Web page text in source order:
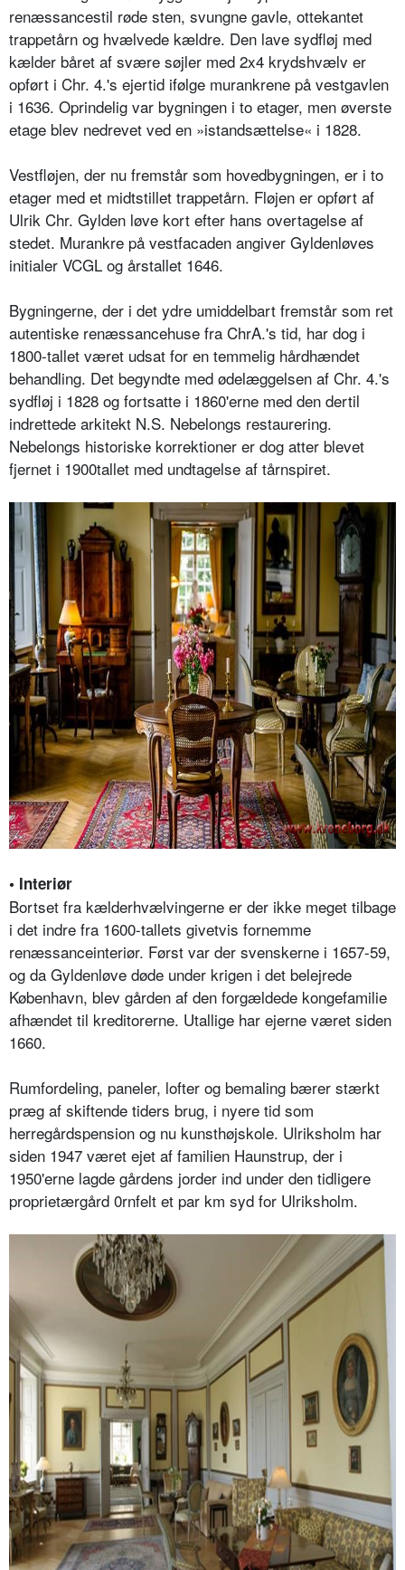
renæssancestil røde sten, svungne gavle, ottekantet
trappetårn og hvælvede kældre. Den lave sydfløj med
kælder båret af svære søjler med 2x4 krydshvælv er
opført i Chr. 4.'s ejertid ifølge murankrene på vestgavlen
i 1636. Oprindelig var bygningen i to etager, men øverste
etage blev nedrevet ved en »istandsættelse« i 1828.
Vestfløjen, der nu fremstår som hovedbygningen, er i to
etager med et midtstillet trappetårn. Fløjen er opført af
Ulrik Chr. Gylden løve kort efter hans overtagelse af
stedet. Murankre på vestfacaden angiver Gyldenløves
initialer VCGL og årstallet 1646.
Bygningerne, der i det ydre umiddelbart fremstår som ret
autentiske renæssancehuse fra ChrA.'s tid, har dog i
1800-tallet været udsat for en temmelig hårdhændet
behandling. Det begyndte med ødelæggelsen af Chr. 4.'s
sydfløj i 1828 og fortsatte i 1860'erne med den dertil
indrettede arkitekt N.S. Nebelongs restaurering.
Nebelongs historiske korrektioner er dog atter blevet
fjernet i 1900tallet med undtagelse af tårnspiret.
• Interiør
Bortset fra kælderhvælvingerne er der ikke meget tilbage
i det indre fra 1600-tallets givetvis fornemme
renæssanceinteriør. Først var der svenskerne i 1657-59,
og da Gyldenløve døde under krigen i det belejrede
København, blev gården af den forgældede kongefamilie
afhændet til kreditorerne. Utallige har ejerne været siden
1660.
Rumfordeling, paneler, lofter og bemaling bærer stærkt
præg af skiftende tiders brug, i nyere tid som
herregårdspension og nu kunsthøjskole. Ulriksholm har
siden 1947 været ejet af familien Haunstrup, der i
1950'erne lagde gårdens jorder ind under den tidligere
proprietærgård 0rnfelt et par km syd for Ulriksholm.